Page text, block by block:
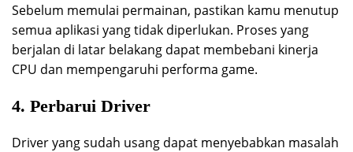
Sebelum memulai permainan, pastikan kamu menutup
semua aplikasi yang tidak diperlukan. Proses yang
berjalan di latar belakang dapat membebani kinerja
CPU dan mempengaruhi performa game.
4. Perbarui Driver
Driver yang sudah usang dapat menyebabkan masalah